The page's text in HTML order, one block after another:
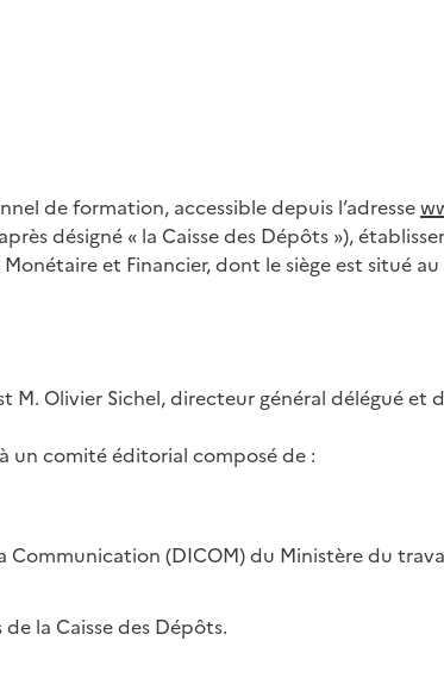
de formation, accessible depuis l’adresse
désigné « la Caisse des Dépôts »),
et Financier, dont le siège est situé au
Olivier Sichel, directeur général délégué et
un comité éditorial composé de :
Communication (DICOM) du Ministère du
la Caisse des Dépôts.